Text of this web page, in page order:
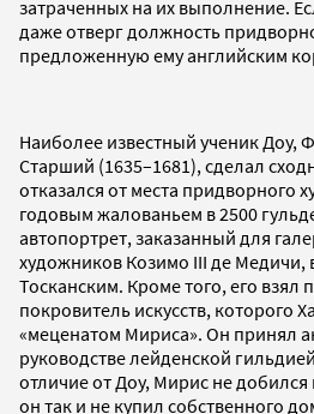
затраченных на их выполнение.
даже отверг должность
предложенную ему английским
Наиболее известный ученик Доу,
Старший (1635–1681), сделал
отказался от места придворного
годовым жалованьем в 2500
автопортрет, заказанный для
художников Козимо III де Медичи,
Тосканским. Кроме того, его взял
покровитель искусств, которого
«меценатом Мириса». Он принял
руководстве лейденской
отличие от Доу, Мирис не добился
он так и не купил собственного